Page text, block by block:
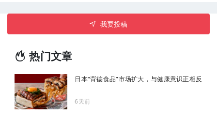
我要投稿
热门文章
日本“背德食品”市场扩大，与健康意识正相反
6天前